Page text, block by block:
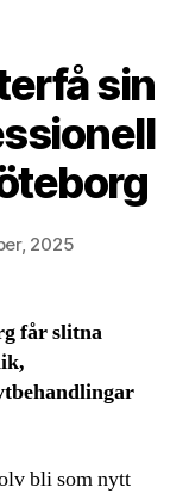
sin
2025
får slitna
bli som nytt